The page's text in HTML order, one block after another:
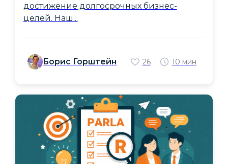
достижение долгосрочных бизнес-
целей. Наш...
Борис Горштейн 26 10 мин